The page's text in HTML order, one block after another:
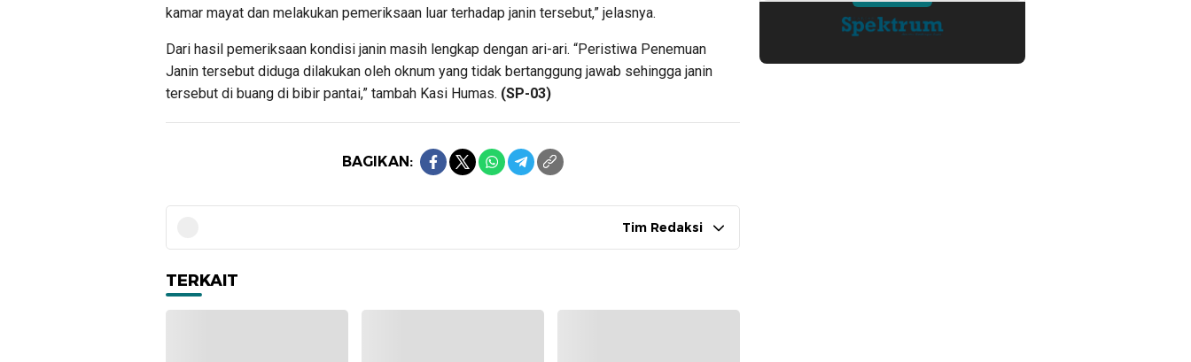
kamar mayat dan melakukan pemeriksaan luar terhadap janin tersebut,” jelasnya.
Dari hasil pemeriksaan kondisi janin masih lengkap dengan ari-ari. “Peristiwa Penemuan
Janin tersebut diduga dilakukan oleh oknum yang tidak bertanggung jawab sehingga janin
tersebut di buang di bibir pantai,” tambah Kasi Humas. (SP-03)
BAGIKAN:
Tim Redaksi
TERKAIT